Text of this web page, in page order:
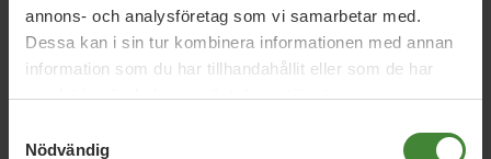
annons- och analysföretag som vi samarbetar med.
Dessa kan i sin tur kombinera informationen med annan
information som du har tillhandahållit eller som de har
samlat in när du har använt deras tjänster.
Nödvändig
18 maj 2026
MP presenterar industripaket för hållbar
konkurrenskraft